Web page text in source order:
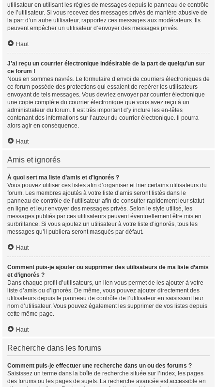
utilisateur en utilisant les règles de messages depuis le panneau de contrôle
de l’utilisateur. Si vous recevez des messages privés de manière abusive de
la part d’un autre utilisateur, rapportez ces messages aux modérateurs. Ils
peuvent empêcher un utilisateur d’envoyer des messages privés.
Haut
J’ai reçu un courrier électronique indésirable de la part de quelqu’un sur
ce forum !
Nous en sommes navrés. Le formulaire d’envoi de courriers électroniques de
ce forum possède des protections qui essaient de repérer les utilisateurs
envoyant de tels messages. Vous devriez envoyer par courrier électronique
une copie complète du courrier électronique que vous avez reçu à un
administrateur du forum. Il est très important d’y inclure les en-têtes
contenant des informations sur l’auteur du courrier électronique. Il pourra
alors agir en conséquence.
Haut
Amis et ignorés
À quoi sert ma liste d’amis et d’ignorés ?
Vous pouvez utiliser ces listes afin d’organiser et trier certains utilisateurs du
forum. Les membres ajoutés à votre liste d’amis seront listés dans le
panneau de contrôle de l’utilisateur afin de consulter rapidement leur statut
en ligne et leur envoyer des messages privés. Selon le style utilisé, les
messages publiés par ces utilisateurs peuvent éventuellement être mis en
surbrillance. Si vous ajoutez un utilisateur à votre liste d’ignorés, tous les
messages qu’il publiera seront masqués par défaut.
Haut
Comment puis-je ajouter ou supprimer des utilisateurs de ma liste d’amis
et d’ignorés ?
Dans chaque profil d’utilisateurs, un lien vous permet de les ajouter à votre
liste d’amis ou d’ignorés. De même, vous pouvez ajouter directement des
utilisateurs depuis le panneau de contrôle de l’utilisateur en saisissant leur
nom d’utilisateur. Vous pouvez également les supprimer de vos listes depuis
cette même page.
Haut
Recherche dans les forums
Comment puis-je effectuer une recherche dans un ou des forums ?
Saisissez un terme dans la boîte de recherche située sur l’index, les pages
des forums ou les pages de sujets. La recherche avancée est accessible en